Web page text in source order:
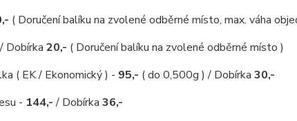
( Doručení balíku na zvolené odběrné místo, max. váha
/ Dobírka 20,- ( Doručení balíku na zvolené odběrné místo )
( EK / Ekonomický ) - 95,- ( do 0,500g ) / Dobírka 30,-
- 144,-/ Dobírka 36,-